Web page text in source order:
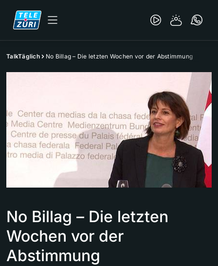
TalkTäglich No Billag – Die letzten Wochen vor der Abstimmung
No Billag – Die letzten
Wochen vor der
Abstimmung